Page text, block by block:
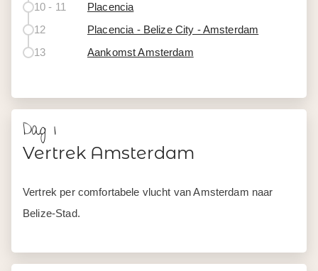
10 - 11
Placencia
12
Placencia - Belize City - Amsterdam
13
Aankomst Amsterdam
Dag 1
Vertrek Amsterdam
Vertrek per comfortabele vlucht van Amsterdam naar
Belize-Stad.